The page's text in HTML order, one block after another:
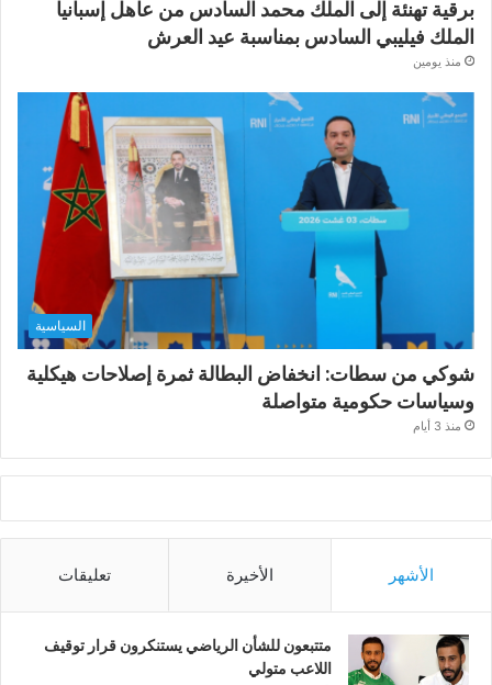
برقية تهنئة إلى الملك محمد السادس من عاهل إسبانيا
الملك فيليبي السادس بمناسبة عيد العرش
منذ يومين
السياسية
شوكي من سطات: انخفاض البطالة ثمرة إصلاحات هيكلية
وسياسات حكومية متواصلة
منذ 3 أيام
الأشهر الأخيرة تعليقات
متتبعون للشأن الرياضي يستنكرون قرار توقيف
اللاعب متولي